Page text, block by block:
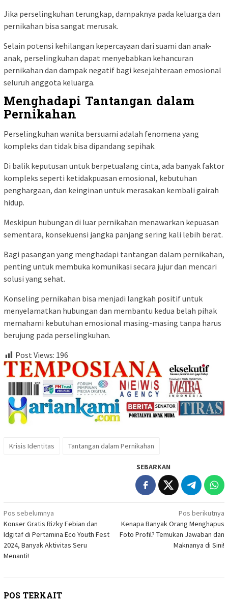
Jika perselingkuhan terungkap, dampaknya pada keluarga dan
pernikahan bisa sangat merusak.
Selain potensi kehilangan kepercayaan dari suami dan anak-
anak, perselingkuhan dapat menyebabkan kehancuran
pernikahan dan dampak negatif bagi kesejahteraan emosional
seluruh anggota keluarga.
Menghadapi Tantangan dalam
Pernikahan
Perselingkuhan wanita bersuami adalah fenomena yang
kompleks dan tidak bisa dipandang sepihak.
Di balik keputusan untuk berpetualang cinta, ada banyak faktor
kompleks seperti ketidakpuasan emosional, kebutuhan
penghargaan, dan keinginan untuk merasakan kembali gairah
hidup.
Meskipun hubungan di luar pernikahan menawarkan kepuasan
sementara, konsekuensi jangka panjang sering kali lebih berat.
Bagi pasangan yang menghadapi tantangan dalam pernikahan,
penting untuk membuka komunikasi secara jujur dan mencari
solusi yang sehat.
Konseling pernikahan bisa menjadi langkah positif untuk
menyelamatkan hubungan dan membantu kedua belah pihak
memahami kebutuhan emosional masing-masing tanpa harus
berujung pada perselingkuhan.
Post Views: 196
Krisis Identitas Tantangan dalam Pernikahan
SEBARKAN
Navigasi
pos
Pos sebelumnya
Konser Gratis Rizky Febian dan
Idgitaf di Pertamina Eco Youth Fest
2024, Banyak Aktivitas Seru
Menanti!
Pos berikutnya
Kenapa Banyak Orang Menghapus
Foto Profil? Temukan Jawaban dan
Maknanya di Sini!
POS TERKAIT